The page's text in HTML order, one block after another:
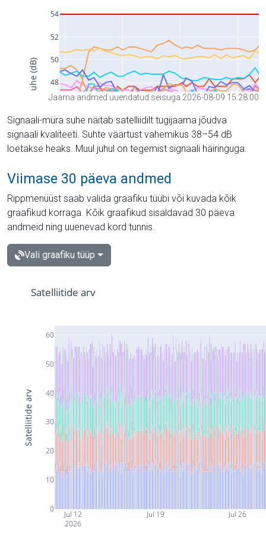
Jaama andmed uuendatud seisuga 2026-08-09 15:28:00
Signaali-müra suhe näitab satelliidilt tugijaama jõudva
signaali kvaliteeti. Suhte väärtust vahemikus 38–54 dB
loetakse heaks. Muul juhul on tegemist signaali häiringuga.
Viimase 30 päeva andmed
Rippmenüüst saab valida graafiku tüübi või kuvada kõik
graafikud korraga. Kõik graafikud sisaldavad 30 päeva
andmeid ning uuenevad kord tunnis.
Vali graafiku tüüp
Jul 12
2026
Jul 19 Jul 26
0
10
20
30
40
50
60
Satelliitide arv
Satelliitide arv